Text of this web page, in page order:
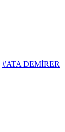
#ATA DEMİRER